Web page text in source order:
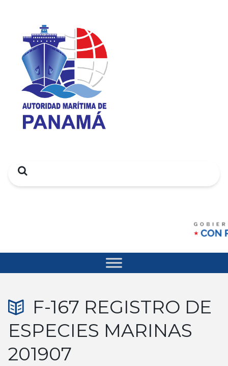
Search
F-167 REGISTRO DE
ESPECIES MARINAS
201907